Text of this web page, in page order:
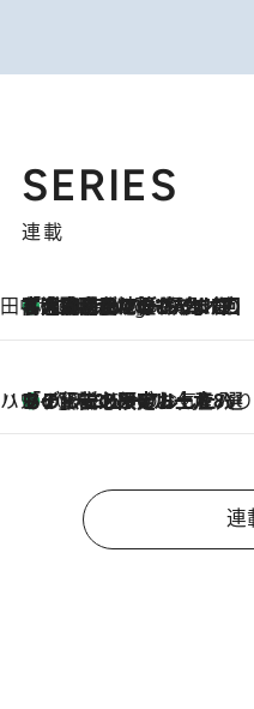
SERIES
連載
田中稲の勝手に再ブーム
4 Hours Ago
「湘南乃風に憧れて」観客大盛上がりの“タオル回し”に、ラッパー顔負けの高速歌唱まで…さだまさし（74）のアグレッシブすぎる現在地
ハワイ賢者 リサのお気に入りリスト2026.8.6
あの伝説の限定トートも！ リニューアルした「ディーン＆デルーカ ハワイ」で必須のお土産8選
連